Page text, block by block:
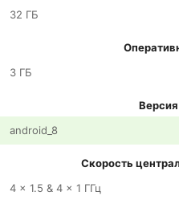
32 ГБ
3 ГБ
android_8
Скорость
4 x 1.5 & 4 x 1 ГГц